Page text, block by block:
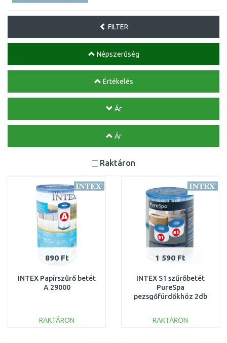
FILTER
Népszerűség
Értékelés
Ár
Ár
Raktáron
890 Ft
INTEX Papírszűrő betét
A 29000
RAKTÁRON
1 590 Ft
INTEX S1 szűrőbetét
PureSpa
pezsgőfürdőkhöz 2db
RAKTÁRON